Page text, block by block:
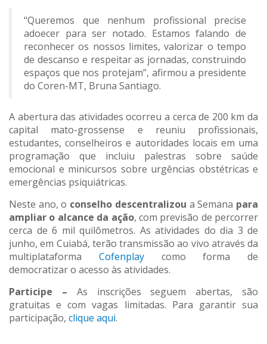
“Queremos que nenhum profissional precise
adoecer para ser notado. Estamos falando de
reconhecer os nossos limites, valorizar o tempo
de descanso e respeitar as jornadas, construindo
espaços que nos protejam”, afirmou a presidente
do Coren-MT, Bruna Santiago.
A abertura das atividades ocorreu a cerca de 200 km da
capital mato-grossense e reuniu profissionais,
estudantes, conselheiros e autoridades locais em uma
programação que incluiu palestras sobre saúde
emocional e minicursos sobre urgências obstétricas e
emergências psiquiátricas.
Neste ano, o conselho descentralizou a Semana para
ampliar o alcance da ação, com previsão de percorrer
cerca de 6 mil quilômetros. As atividades do dia 3 de
junho, em Cuiabá, terão transmissão ao vivo através da
multiplataforma Cofenplay como forma de
democratizar o acesso às atividades.
Participe – As inscrições seguem abertas, são
gratuitas e com vagas limitadas. Para garantir sua
participação, clique aqui.